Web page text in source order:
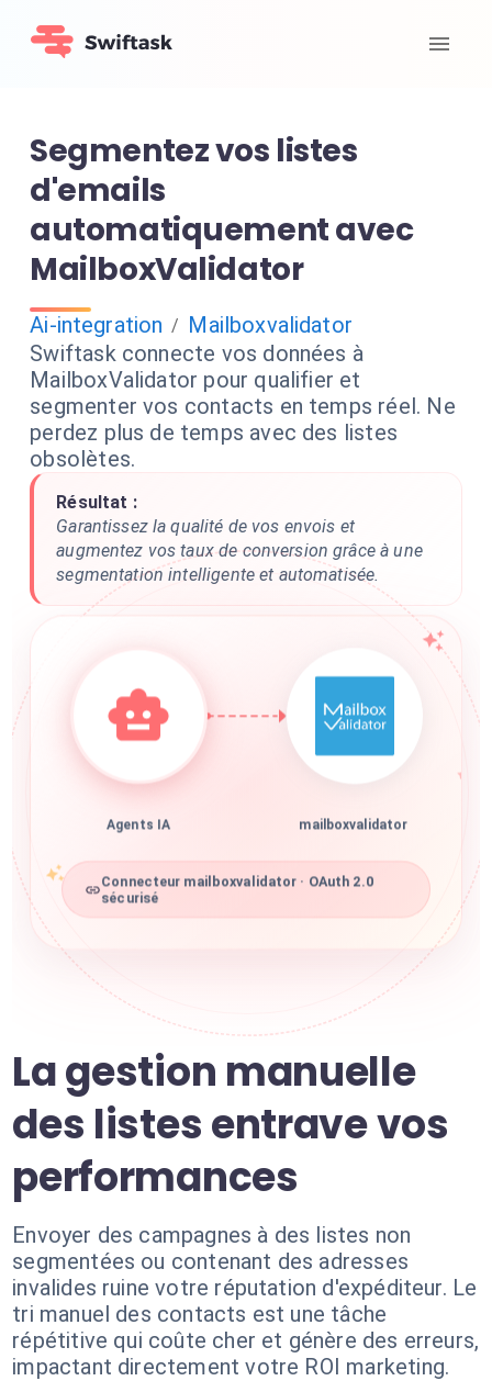
Segmentez vos listes
d'emails
automatiquement avec
MailboxValidator
Ai-integration / Mailboxvalidator
Swiftask connecte vos données à
MailboxValidator pour qualifier et
segmenter vos contacts en temps réel. Ne
perdez plus de temps avec des listes
obsolètes.
Résultat :
Garantissez la qualité de vos envois et
augmentez vos taux de conversion grâce à une
segmentation intelligente et automatisée.
Agents IA mailboxvalidator
Connecteur mailboxvalidator · OAuth 2.0
sécurisé
La gestion manuelle
des listes entrave vos
performances
Envoyer des campagnes à des listes non
segmentées ou contenant des adresses
invalides ruine votre réputation d'expéditeur. Le
tri manuel des contacts est une tâche
répétitive qui coûte cher et génère des erreurs,
impactant directement votre ROI marketing.